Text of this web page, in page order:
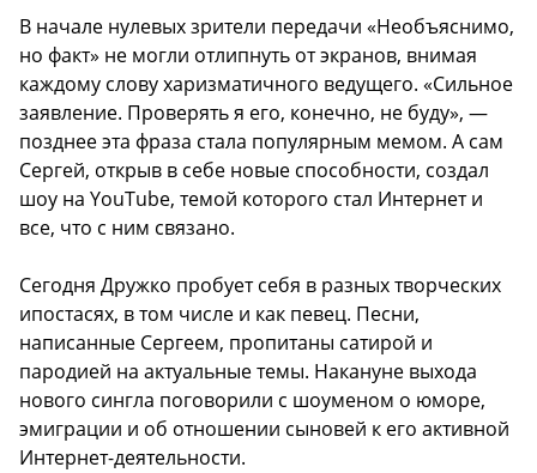
В начале нулевых зрители передачи «Необъяснимо,
но факт» не могли отлипнуть от экранов, внимая
каждому слову харизматичного ведущего. «Сильное
заявление. Проверять я его, конечно, не буду», —
позднее эта фраза стала популярным мемом. А сам
Сергей, открыв в себе новые способности, создал
шоу на YouTube, темой которого стал Интернет и
все, что с ним связано.
Сегодня Дружко пробует себя в разных творческих
ипостасях, в том числе и как певец. Песни,
написанные Сергеем, пропитаны сатирой и
пародией на актуальные темы. Накануне выхода
нового сингла поговорили с шоуменом о юморе,
эмиграции и об отношении сыновей к его активной
Интернет-деятельности.